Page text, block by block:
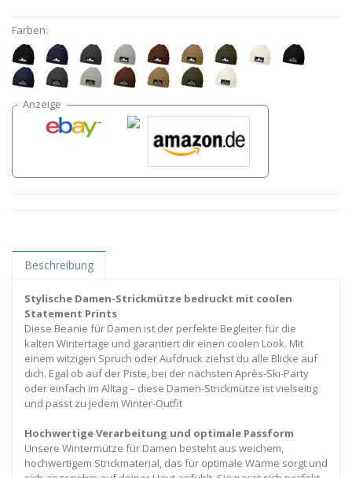
Farben:
Beschreibung
Stylische Damen-Strickmütze bedruckt mit coolen
Statement Prints
Diese Beanie für Damen ist der perfekte Begleiter für die
kalten Wintertage und garantiert dir einen coolen Look. Mit
einem witzigen Spruch oder Aufdruck ziehst du alle Blicke auf
dich. Egal ob auf der Piste, bei der nächsten Après-Ski-Party
oder einfach im Alltag – diese Damen-Strickmütze ist vielseitig
und passt zu jedem Winter-Outfit
Hochwertige Verarbeitung und optimale Passform
Unsere Wintermütze für Damen besteht aus weichem,
hochwertigem Strickmaterial, das für optimale Wärme sorgt und